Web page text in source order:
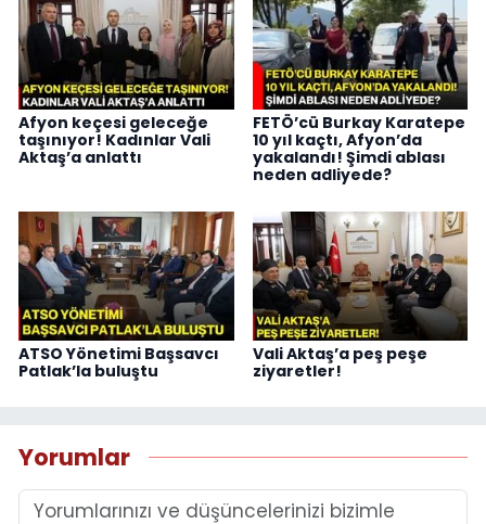
Afyon keçesi geleceğe
taşınıyor! Kadınlar Vali
Aktaş’a anlattı
FETÖ’cü Burkay Karatepe
10 yıl kaçtı, Afyon’da
yakalandı! Şimdi ablası
neden adliyede?
ATSO Yönetimi Başsavcı
Patlak’la buluştu
Vali Aktaş’a peş peşe
ziyaretler!
Yorumlar